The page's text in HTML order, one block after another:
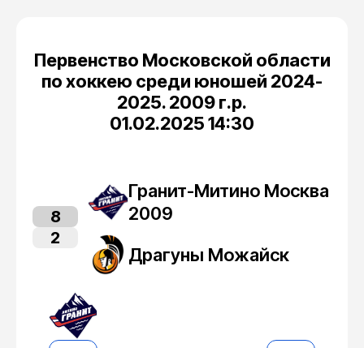
Первенство Московской области
по хоккею среди юношей 2024-
2025. 2009 г.р.
01.02.2025 14:30
Гранит-Митино Москва
2009
8
2
Драгуны Можайск